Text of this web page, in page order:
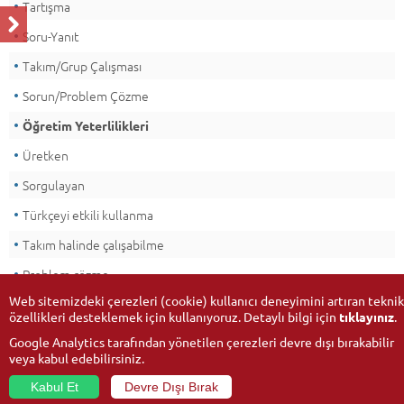
Tartışma
Soru-Yanıt
Takım/Grup Çalışması
Sorun/Problem Çözme
Öğretim Yeterlilikleri
Üretken
Sorgulayan
Türkçeyi etkili kullanma
Takım halinde çalışabilme
Problem çözme
Web sitemizdeki çerezleri (cookie) kullanıcı deneyimini artıran teknik
özellikleri desteklemek için kullanıyoruz. Detaylı bilgi için tıklayınız.
Google Analytics tarafından yönetilen çerezleri devre dışı bırakabilir
veya kabul edebilirsiniz.
Kabul Et
Devre Dışı Bırak
© 2026Anadolu Üniversitesi- Tüm hakları saklıdır.